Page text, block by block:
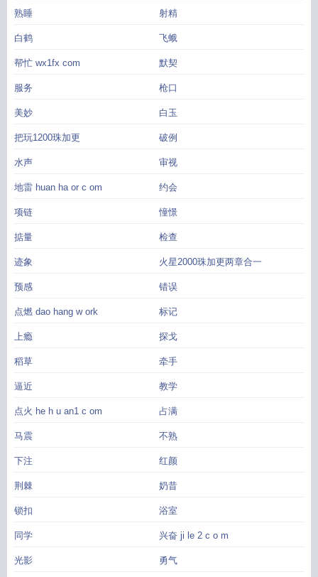
熟睡 射精
白鹤 飞蛾
帮忙 wx1fx com 默契
服务 枪口
美妙 白玉
把玩1200珠加更 破例
水声 审视
地雷 huan ha or c om 约会
项链 憧憬
掂量 检查
迹象 火星2000珠加更两章合一
预感 错误
点燃 dao hang w ork 标记
上瘾 探戈
稻草 牵手
逼近 教学
点火 he h u an1 c om 占满
马震 不熟
下注 红颜
荆棘 奶昔
锁扣 浴室
同学 兴奋 ji le 2 c o m
光影 勇气